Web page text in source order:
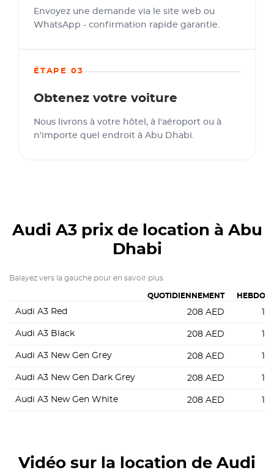
Envoyez une demande via le site web ou
WhatsApp - confirmation rapide garantie.
ÉTAPE 03
Obtenez votre voiture
Nous livrons à votre hôtel, à l'aéroport ou à
n'importe quel endroit à Abu Dhabi.
Audi A3 prix de location à Abu
Dhabi
Balayez vers la gauche pour en savoir plus
QUOTIDIENNEMENT
Audi A3 Red 208 AED
Audi A3 Black 208 AED
Audi A3 New Gen Grey 208 AED
Audi A3 New Gen Dark Grey 208 AED
Audi A3 New Gen White 208 AED
Vidéo sur la location de Audi